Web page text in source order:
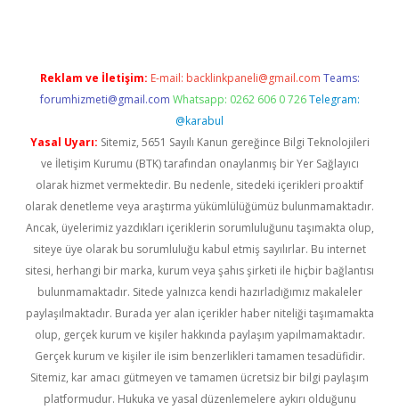
Reklam ve İletişim: E-mail: backlinkpaneli@gmail.com Teams:
forumhizmeti@gmail.com Whatsapp: 0262 606 0 726 Telegram:
@karabul
Yasal Uyarı: Sitemiz, 5651 Sayılı Kanun gereğince Bilgi Teknolojileri
ve İletişim Kurumu (BTK) tarafından onaylanmış bir Yer Sağlayıcı
olarak hizmet vermektedir. Bu nedenle, sitedeki içerikleri proaktif
olarak denetleme veya araştırma yükümlülüğümüz bulunmamaktadır.
Ancak, üyelerimiz yazdıkları içeriklerin sorumluluğunu taşımakta olup,
siteye üye olarak bu sorumluluğu kabul etmiş sayılırlar. Bu internet
sitesi, herhangi bir marka, kurum veya şahıs şirketi ile hiçbir bağlantısı
bulunmamaktadır. Sitede yalnızca kendi hazırladığımız makaleler
paylaşılmaktadır. Burada yer alan içerikler haber niteliği taşımamakta
olup, gerçek kurum ve kişiler hakkında paylaşım yapılmamaktadır.
Gerçek kurum ve kişiler ile isim benzerlikleri tamamen tesadüfidir.
Sitemiz, kar amacı gütmeyen ve tamamen ücretsiz bir bilgi paylaşım
platformudur. Hukuka ve yasal düzenlemelere aykırı olduğunu